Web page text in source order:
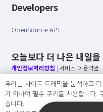
Developers
OpenSource API
오늘보다 더 나은 내일
개인정보처리방침 | 서비스 이용약관
○ 개인정보보호 컴플라이언스를 선
○ 정보주체의 권리를 보장하겠습니다.
○ 기업의 개인정보보호를 위한 효율
우리는 사이트 트래픽을 분석하고
기 위하여 필수 쿠키를 사용합니다.
습니다.